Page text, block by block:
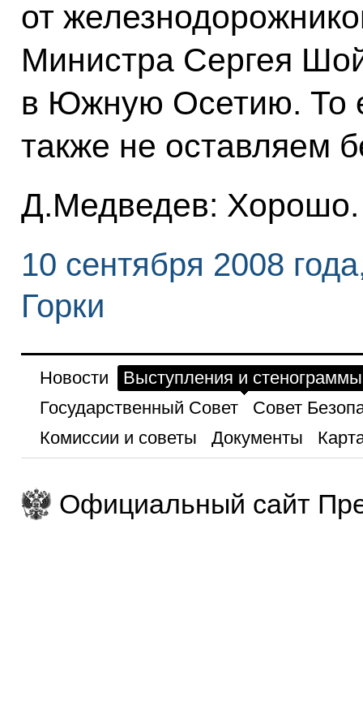
от
Министра Сергея
в Южную Осетию. То
также не оставляем
Д.Медведев:
10 сентября 2008
Горки
Новости
Выступления и стенограммы
Государственный Совет
Совет
Комиссии и советы
Документы
Официальный сайт